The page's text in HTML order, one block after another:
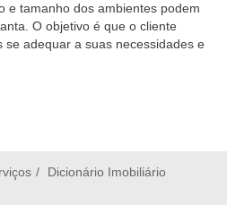
e tamanho dos ambientes podem
O objetivo é que o cliente
adequar a suas necessidades e
Dicionário Imobiliário